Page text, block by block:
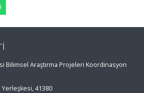
Bilimsel Araştırma Projeleri Koordinasyon
41380